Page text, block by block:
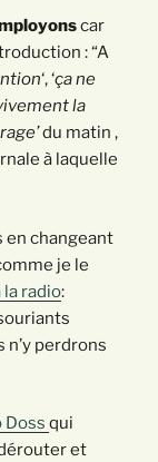
car
: “A
‘, ‘ça ne
la
du matin ,
à laquelle
en changeant
je le
la radio:
perdrons
Doss qui
et